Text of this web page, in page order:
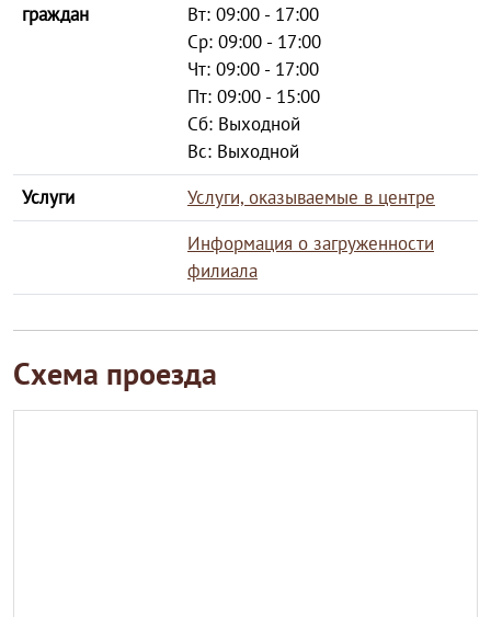
граждан
Вт: 09:00 - 17:00
Ср: 09:00 - 17:00
Чт: 09:00 - 17:00
Пт: 09:00 - 15:00
Сб: Выходной
Вс: Выходной
Услуги
Услуги, оказываемые в центре
Информация о загруженности
филиала
Схема проезда